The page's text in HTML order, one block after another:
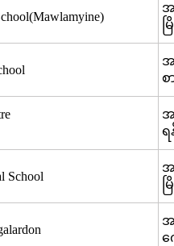
အ
အ
စ
ရ
School
အ
အ
က